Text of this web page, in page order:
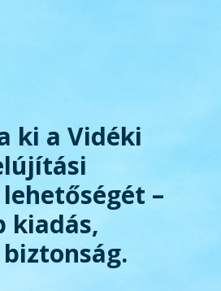
ki a Vidéki
–
kiadás,